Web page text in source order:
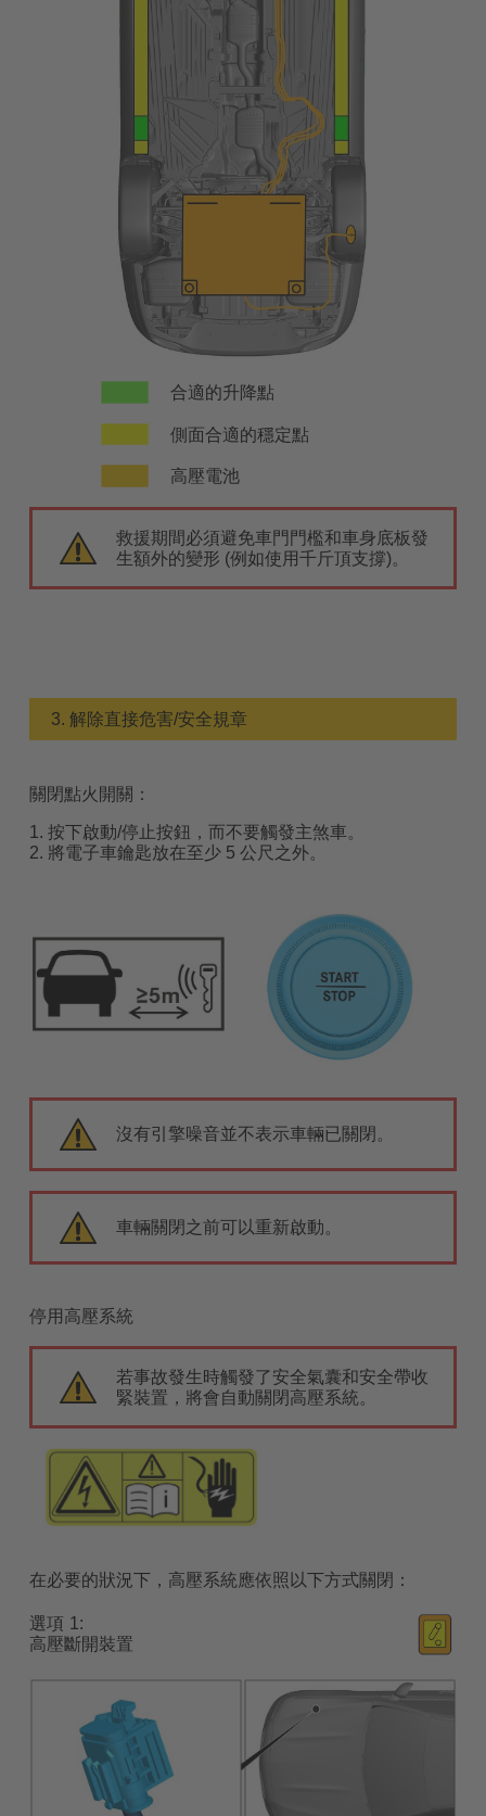
合適的升降點
側面合適的穩定點
高壓電池
救援期間必須避免車門門檻和車身底板發
生額外的變形 (例如使用千斤頂支撐)。
3. 解除直接危害/安全規章
關閉點火開關：
1. 按下啟動/停止按鈕，而不要觸發主煞車。
2. 將電子車鑰匙放在至少 5 公尺之外。
沒有引擎噪音並不表示車輛已關閉。
車輛關閉之前可以重新啟動。
停用高壓系統
若事故發生時觸發了安全氣囊和安全帶收
緊裝置，將會自動關閉高壓系統。
在必要的狀況下，高壓系統應依照以下方式關閉：
選項
高壓斷開裝置